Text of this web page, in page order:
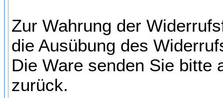
Zur Wahrung der
die Ausübung des
Die Ware senden Sie bitte
zurück.